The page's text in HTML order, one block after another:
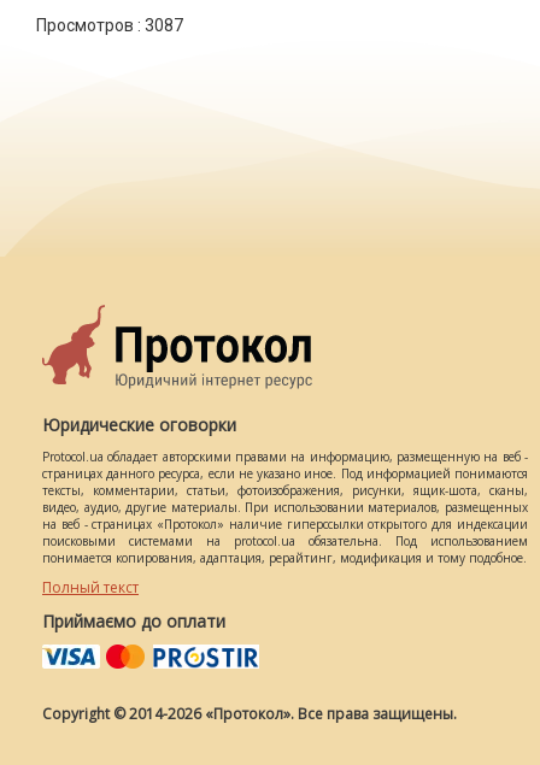
Просмотров : 3087
Юридические оговорки
Protocol.ua обладает авторскими правами на информацию, размещенную на веб -
страницах данного ресурса, если не указано иное. Под информацией понимаются
тексты, комментарии, статьи, фотоизображения, рисунки, ящик-шота, сканы,
видео, аудио, другие материалы. При использовании материалов, размещенных
на веб - страницах «Протокол» наличие гиперссылки открытого для индексации
поисковыми системами на protocol.ua обязательна. Под использованием
понимается копирования, адаптация, рерайтинг, модификация и тому подобное.
Полный текст
Приймаємо до оплати
Copyright © 2014-2026 «Протокол». Все права защищены.